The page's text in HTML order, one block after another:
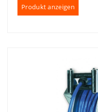
Produkt anzeigen